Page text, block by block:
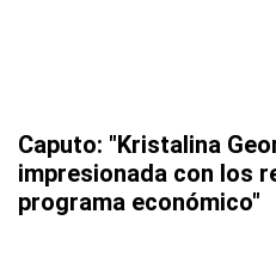
Caputo: "Kristalina
impresionada con los
programa económico"